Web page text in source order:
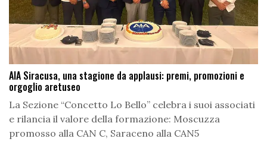
AIA Siracusa, una stagione da applausi: premi, promozioni e
orgoglio aretuseo
La Sezione “Concetto Lo Bello” celebra i suoi associati
e rilancia il valore della formazione: Moscuzza
promosso alla CAN C, Saraceno alla CAN5